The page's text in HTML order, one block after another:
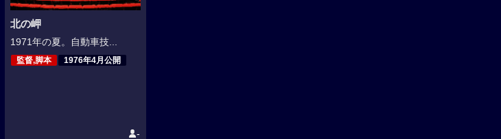
北の岬
1971年の夏。自動車技...
監督,脚本 1976年4月公開
-